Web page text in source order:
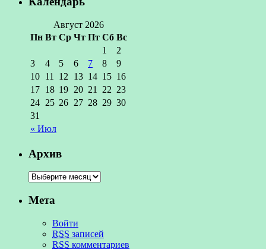
Август 2026
Пн Вт Ср Чт Пт Сб Вс
« Июл
1
2
3
4 5 6 7 8
9
10 11 12 13 14 15 16
17 18 19 20 21 22 23
24 25 26 27 28 29 30
31
Архив
Мета
Войти
RSS записей
RSS комментариев